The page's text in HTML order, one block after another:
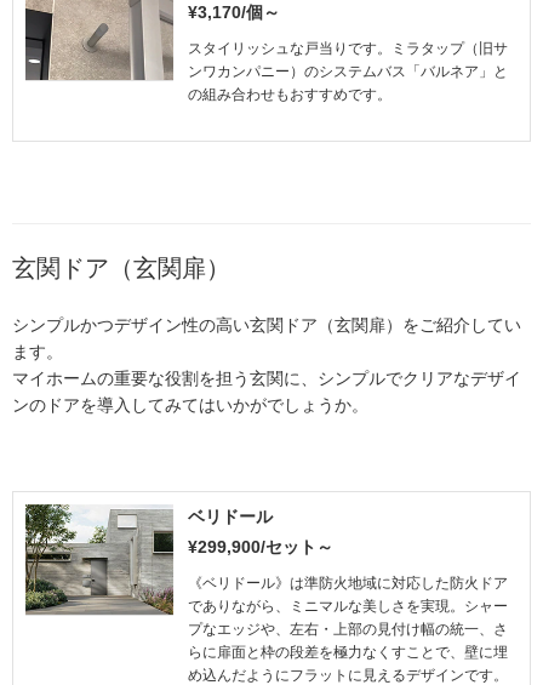
¥3,170/個～
スタイリッシュな戸当りです。ミラタップ（旧サ
ンワカンパニー）のシステムバス「バルネア」と
の組み合わせもおすすめです。
玄関ドア（玄関扉）
シンプルかつデザイン性の高い玄関ドア（玄関扉）をご紹介してい
ます。
マイホームの重要な役割を担う玄関に、シンプルでクリアなデザイ
ンのドアを導入してみてはいかがでしょうか。
ベリドール
¥299,900/セット～
《ベリドール》は準防火地域に対応した防火ドア
でありながら、ミニマルな美しさを実現。シャー
プなエッジや、左右・上部の見付け幅の統一、さ
らに扉面と枠の段差を極力なくすことで、壁に埋
め込んだようにフラットに見えるデザインです。